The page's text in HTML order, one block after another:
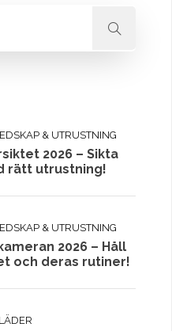
& UTRUSTNING
2026 – Sikta
rätt utrustning!
& UTRUSTNING
2026 – Håll
och deras rutiner!